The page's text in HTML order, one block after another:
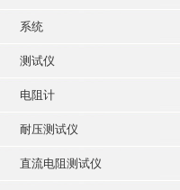
系统
测试仪
电阻计
耐压测试仪
直流电阻测试仪